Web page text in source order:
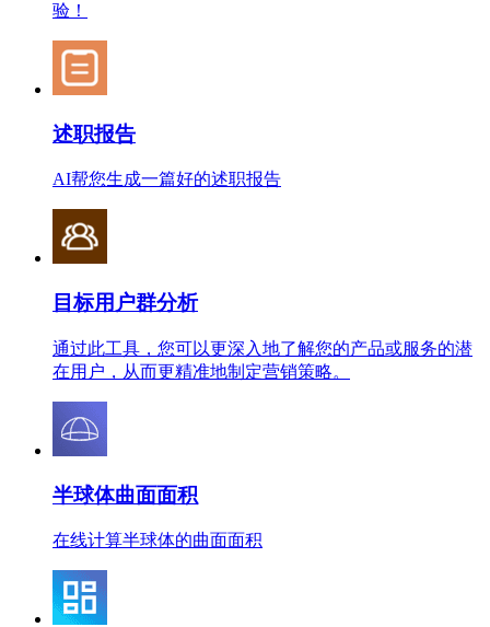
验！
述职报告
AI帮您生成一篇好的述职报告
目标用户群分析
通过此工具，您可以更深入地了解您的产品或服务的潜
在用户，从而更精准地制定营销策略。
半球体曲面面积
在线计算半球体的曲面面积